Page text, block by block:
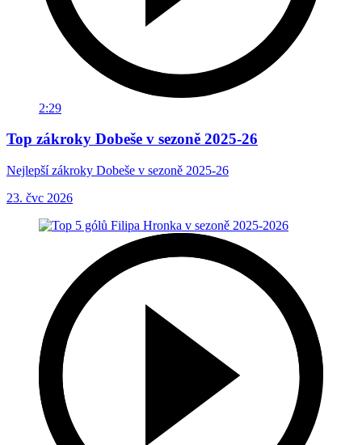
2:29
Top zákroky Dobeše v sezoně 2025-26
Nejlepší zákroky Dobeše v sezoně 2025-26
23. čvc 2026